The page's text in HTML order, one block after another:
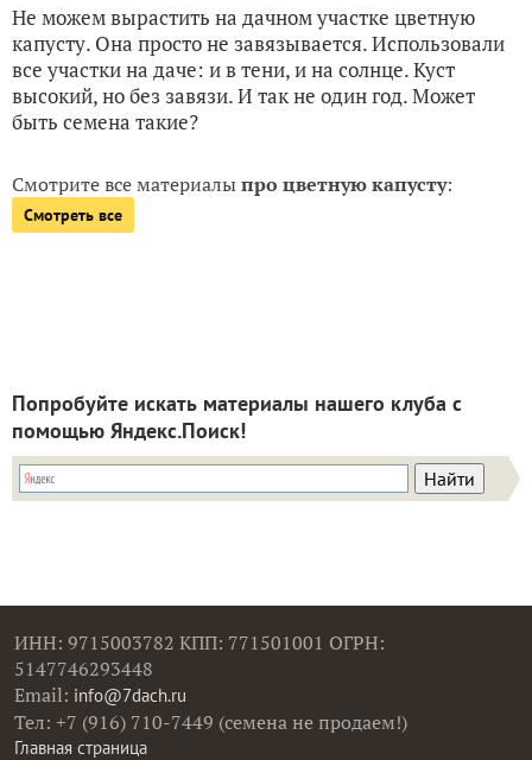
Не можем вырастить на дачном участке цветную
капусту. Она просто не завязывается. Использовали
все участки на даче: и в тени, и на солнце. Куст
высокий, но без завязи. И так не один год. Может
быть семена такие?
Смотрите все материалыпро цветную капусту:
Смотреть все
Попробуйте искать материалы нашего клуба с
помощью Яндекс.Поиск!
ИНН: 9715003782 КПП: 771501001 ОГРН:
5147746293448
Email: info@7dach.ru
Тел: +7 (916) 710-7449 (семена не продаем!)
Главная страница